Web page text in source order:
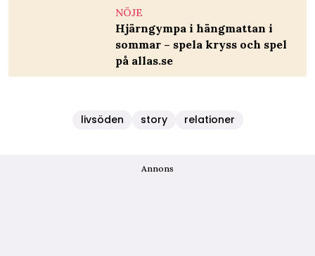
NÖJE
Hjärngympa i hängmattan i
sommar – spela kryss och spel
på allas.se
livsöden story relationer
Annons